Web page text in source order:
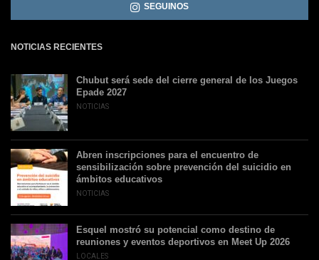
SEGUINOS
NOTICIAS RECIENTES
Chubut será sede del cierre general de los Juegos
Epade 2027
NOTICIAS
Abren inscripciones para el encuentro de
sensibilización sobre prevención del suicidio en
ámbitos educativos
NOTICIAS
Esquel mostró su potencial como destino de
reuniones y eventos deportivos en Meet Up 2026
LOCALES